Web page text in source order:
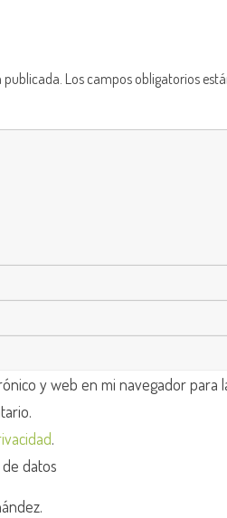
Los campos obligatorios
y web en mi navegador para
.
datos